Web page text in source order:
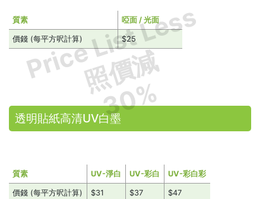
Price List Less
照價減
30%
質素 啞面 / 光面
價錢 (每平方呎計算) $25
透明貼紙高清UV白墨
質素 UV-淨白 UV-彩白 UV-彩白彩
價錢 (每平方呎計算) $31 $37 $47